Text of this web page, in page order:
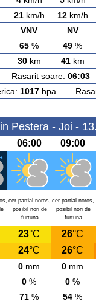
21km/h 12km/h
VNV NV
65 % 49 %
30km 41km
soare: 06:03
1017hpa
Pestera - Joi -
06:00 09:00
cer partial noros,
posibil nori de
furtuna
cer partial noros,
posibil nori de
furtuna
23°C 26°C
24°C 26°C
0 mm 0 mm
0 % 0 %
71 % 54 %